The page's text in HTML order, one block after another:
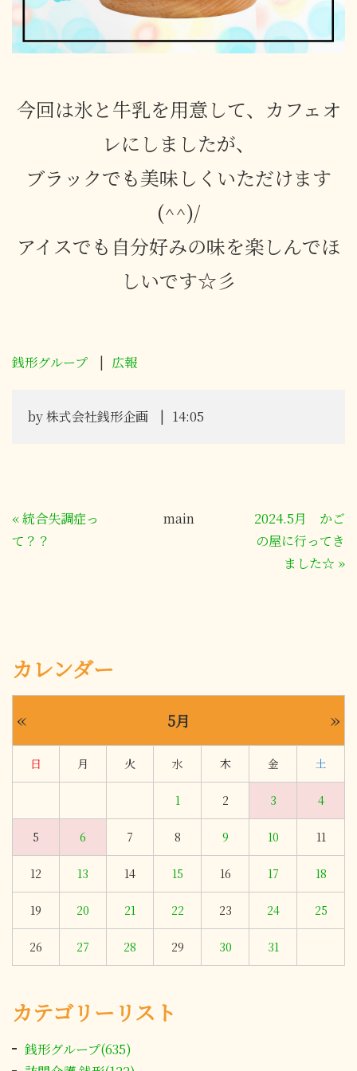
カレンダー
« 5月 »
日 月 火 水 木 金 土
1 2 3 4
5 6 7 8 9 10 11
12 13 14 15 16 17 18
19 20 21 22 23 24 25
26 27 28 29 30 31
カテゴリーリスト
銭形グループ(635)
今回は氷と牛乳を用意して、カフェオ
レにしましたが、
ブラックでも美味しくいただけます
(^^)/
アイスでも自分好みの味を楽しんでほ
しいです☆彡
銭形グループ 広報
by株式会社銭形企画 14:05
«統合失調症っ
て？？
main
2024.5月 かご
の屋に行ってき
ました☆ »